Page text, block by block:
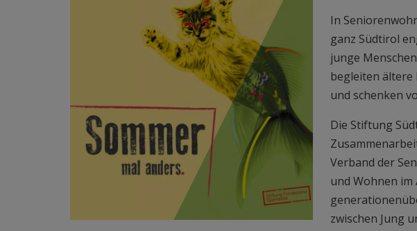
In
ganz Südtirol
junge
begleiten ältere
und schenken
Die Stiftung
Verband der
und Wohnen im
zwischen Jung